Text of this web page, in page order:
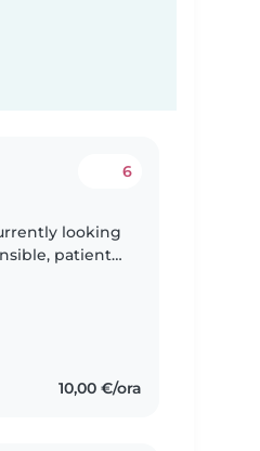
6
looking
patient,
10,00 €/ora